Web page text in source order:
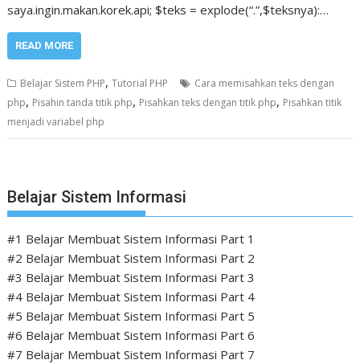
saya.ingin.makan.korek.api; $teks = explode(“.”,$teksnya):…
READ MORE
Belajar Sistem PHP,Tutorial PHP
Cara memisahkan teks dengan
php, Pisahin tanda titik php, Pisahkan teks dengan titik php, Pisahkan titik
menjadi variabel php
Belajar Sistem Informasi
#1 Belajar Membuat Sistem Informasi Part 1
#2 Belajar Membuat Sistem Informasi Part 2
#3 Belajar Membuat Sistem Informasi Part 3
#4 Belajar Membuat Sistem Informasi Part 4
#5 Belajar Membuat Sistem Informasi Part 5
#6 Belajar Membuat Sistem Informasi Part 6
#7 Belajar Membuat Sistem Informasi Part 7